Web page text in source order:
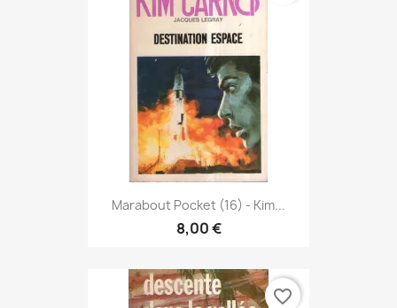
Marabout Pocket (16) - Kim...
8,00 €
favorite_border